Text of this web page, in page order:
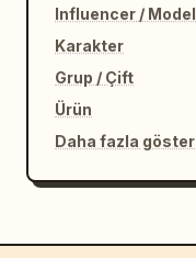
Influencer / Model
Karakter
Grup / Çift
Ürün
Daha fazla göster